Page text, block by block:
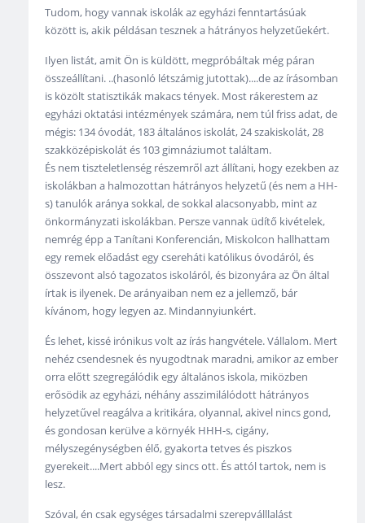
Tudom, hogy vannak iskolák az egyházi fenntartásúak
között is, akik példásan tesznek a hátrányos helyzetűekért.
Ilyen listát, amit Ön is küldött, megpróbáltak még páran
összeállítani. ..(hasonló létszámig jutottak)....de az írásomban
is közölt statisztikák makacs tények. Most rákerestem az
egyházi oktatási intézmények számára, nem túl friss adat, de
mégis: 134 óvodát, 183 általános iskolát, 24 szakiskolát, 28
szakközépiskolát és 103 gimnáziumot találtam.
És nem tiszteletlenség részemről azt állítani, hogy ezekben az
iskolákban a halmozottan hátrányos helyzetű (és nem a HH-
s) tanulók aránya sokkal, de sokkal alacsonyabb, mint az
önkormányzati iskolákban. Persze vannak üdítő kivételek,
nemrég épp a Tanítani Konferencián, Miskolcon hallhattam
egy remek előadást egy csereháti katólikus óvodáról, és
összevont alsó tagozatos iskoláról, és bizonyára az Ön által
írtak is ilyenek. De arányaiban nem ez a jellemző, bár
kívánom, hogy legyen az. Mindannyiunkért.
És lehet, kissé irónikus volt az írás hangvétele. Vállalom. Mert
nehéz csendesnek és nyugodtnak maradni, amikor az ember
orra előtt szegregálódik egy általános iskola, miközben
erősödik az egyházi, néhány asszimilálódott hátrányos
helyzetűvel reagálva a kritikára, olyannal, akivel nincs gond,
és gondosan kerülve a környék HHH-s, cigány,
mélyszegénységben élő, gyakorta tetves és piszkos
gyerekeit....Mert abból egy sincs ott. És attól tartok, nem is
lesz.
Szóval, én csak egységes társadalmi szerepválllalást